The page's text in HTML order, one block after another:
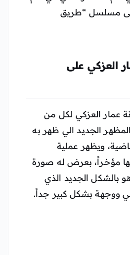
إلى مسلسل “طريق
العزكي على
عمار العزكي لكل من
الجديد الي ظهر به
ويظهر عملية
مؤخراً، بعرض له صورة
بالشكل الجديد الذي
ووجهة بشكل كبير جداً.